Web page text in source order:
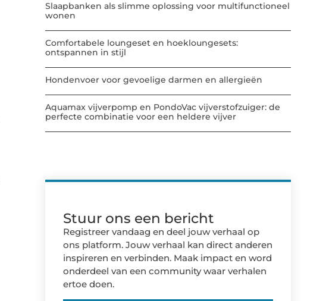
Slaapbanken als slimme oplossing voor multifunctioneel
wonen
Comfortabele loungeset en hoekloungesets:
ontspannen in stijl
Hondenvoer voor gevoelige darmen en allergieën
Aquamax vijverpomp en PondoVac vijverstofzuiger: de
perfecte combinatie voor een heldere vijver
Stuur ons een bericht
Registreer vandaag en deel jouw verhaal op
ons platform. Jouw verhaal kan direct anderen
inspireren en verbinden. Maak impact en word
onderdeel van een community waar verhalen
ertoe doen.